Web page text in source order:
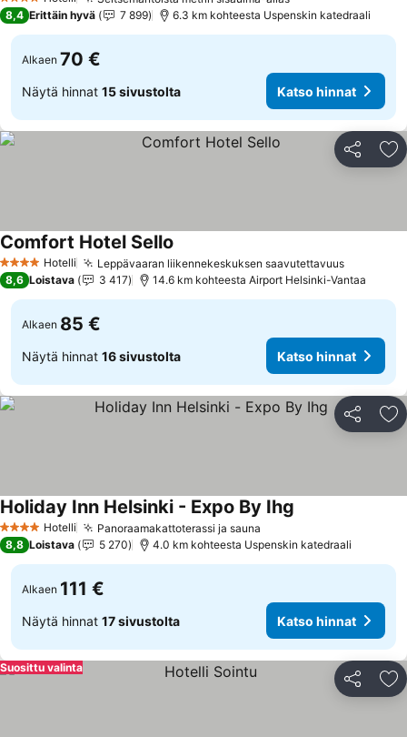
4 Tähtiluokitus
8,4 Erittäin hyvä 7 899 6.3 km kohteesta Uspenskin katedraali
Alkaen 70 €
Näytä hinnat 15 sivustolta Katso hinnat
Jaa
4 Tähtiluokitus
Hotelli Leppävaaran liikennekeskuksen saavutettavuus
Comfort Hotel Sello
8,6 Loistava 3 417 14.6 km kohteesta Airport Helsinki-Vantaa
Alkaen 85 €
Näytä hinnat 16 sivustolta Katso hinnat
Jaa
4 Tähtiluokitus
Hotelli Panoraamakattoterassi ja sauna
Holiday Inn Helsinki - Expo By Ihg
8,8 Loistava 5 270 4.0 km kohteesta Uspenskin katedraali
Alkaen 111 €
Näytä hinnat 17 sivustolta Katso hinnat
Jaa
Suosittu valinta